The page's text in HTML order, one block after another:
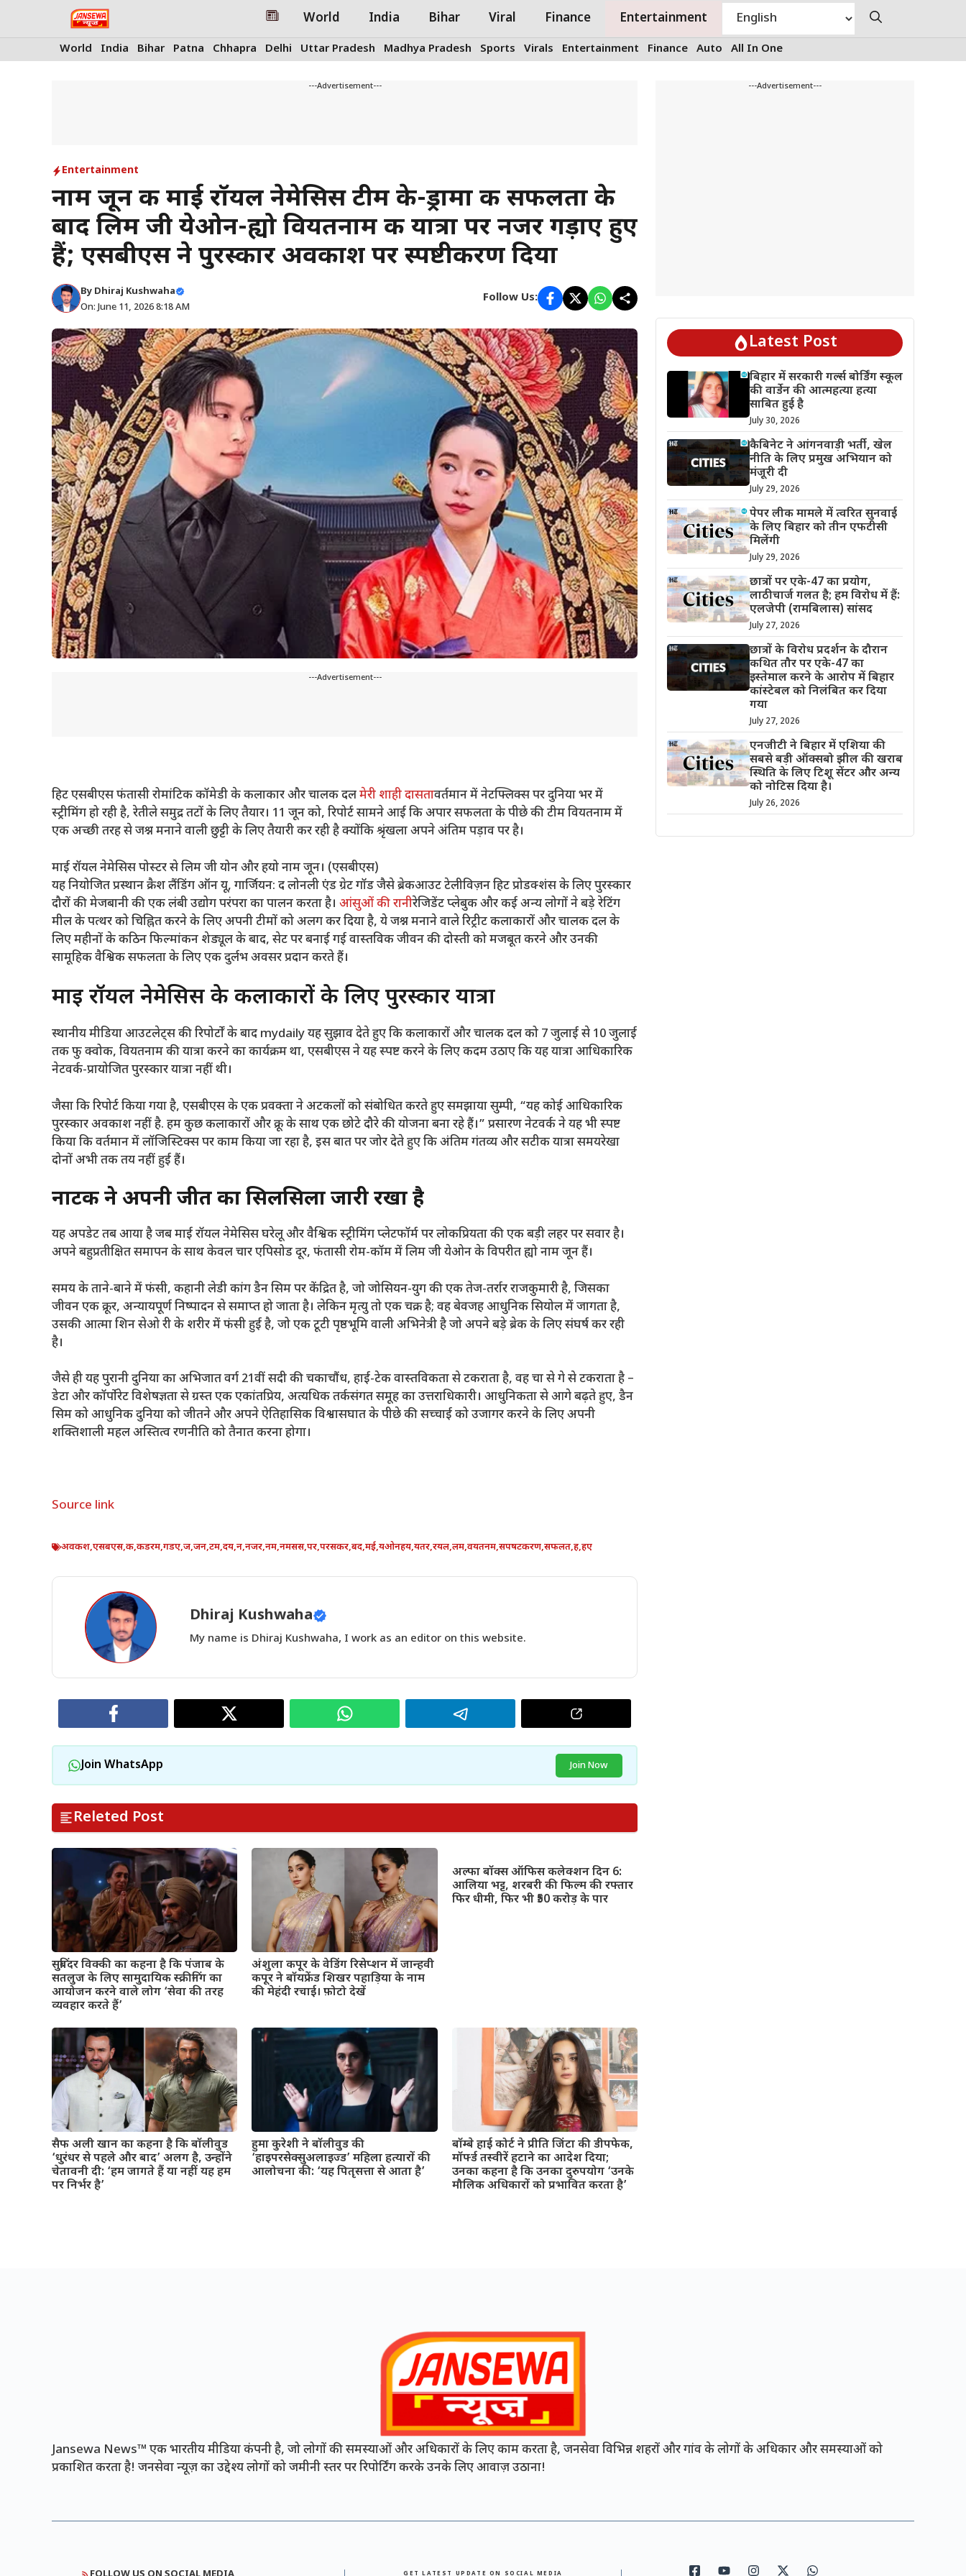
World India Bihar Viral Finance Entertainment
World India Bihar Patna Chhapra Delhi Uttar Pradesh Madhya Pradesh Sports Virals Entertainment Finance Auto All In One
---Advertisement---
Entertainment
नाम जून की माई रॉयल नेमेसिस टीम के-ड्रामा की सफलता के
बाद लिम जी येओन-ह्यो वियतनाम की यात्रा पर नजर गड़ाए हुए
हैं; एसबीएस ने पुरस्कार अवकाश पर स्पष्टीकरण दिया
By Dhiraj Kushwaha
On: June 11, 2026 8:18 AM
Follow Us:
---Advertisement---
हिट एसबीएस फंतासी रोमांटिक कॉमेडी के कलाकार और चालक दलमेरी शाही दासतावर्तमान में नेटफ्लिक्स पर दुनिया भर में
स्ट्रीमिंग हो रही है, रेतीले समुद्र तटों के लिए तैयार। 11 जून को, रिपोर्ट सामने आई कि अपार सफलता के पीछे की टीम वियतनाम में
एक अच्छी तरह से जश्न मनाने वाली छुट्टी के लिए तैयारी कर रही है क्योंकि श्रृंखला अपने अंतिम पड़ाव पर है।
माई रॉयल नेमेसिस पोस्टर से लिम जी योन और हयो नाम जून। (एसबीएस)
यह नियोजित प्रस्थान क्रैश लैंडिंग ऑन यू, गार्जियन: द लोनली एंड ग्रेट गॉड जैसे ब्रेकआउट टेलीविज़न हिट प्रोडक्शंस के लिए पुरस्कार
दौरों की मेजबानी की एक लंबी उद्योग परंपरा का पालन करता है। आंसुओं की रानीरेजिडेंट प्लेबुक और कई अन्य लोगों ने बड़े रेटिंग
मील के पत्थर को चिह्नित करने के लिए अपनी टीमों को अलग कर दिया है, ये जश्न मनाने वाले रिट्रीट कलाकारों और चालक दल के
लिए महीनों के कठिन फिल्मांकन शेड्यूल के बाद, सेट पर बनाई गई वास्तविक जीवन की दोस्ती को मजबूत करने और उनकी
सामूहिक वैश्विक सफलता के लिए एक दुर्लभ अवसर प्रदान करते हैं।
माई रॉयल नेमेसिस के कलाकारों के लिए पुरस्कार यात्रा
स्थानीय मीडिया आउटलेट्स की रिपोर्टों के बाद mydailyयह सुझाव देते हुए कि कलाकारों और चालक दल को 7 जुलाई से 10 जुलाई
तक फु क्वोक, वियतनाम की यात्रा करने का कार्यक्रम था, एसबीएस ने यह स्पष्ट करने के लिए कदम उठाए कि यह यात्रा आधिकारिक
नेटवर्क-प्रायोजित पुरस्कार यात्रा नहीं थी।
जैसा कि रिपोर्ट किया गया है, एसबीएस के एक प्रवक्ता ने अटकलों को संबोधित करते हुए समझायासुम्पी, “यह कोई आधिकारिक
पुरस्कार अवकाश नहीं है. हम कुछ कलाकारों और क्रू के साथ एक छोटे दौरे की योजना बना रहे हैं।” प्रसारण नेटवर्क ने यह भी स्पष्ट
किया कि वर्तमान में लॉजिस्टिक्स पर काम किया जा रहा है, इस बात पर जोर देते हुए कि अंतिम गंतव्य और सटीक यात्रा समयरेखा
दोनों अभी तक तय नहीं हुई हैं।
नाटक ने अपनी जीत का सिलसिला जारी रखा है
यह अपडेट तब आया है जब माई रॉयल नेमेसिस घरेलू और वैश्विक स्ट्रीमिंग प्लेटफॉर्म पर लोकप्रियता की एक बड़ी लहर पर सवार है।
अपने बहुप्रतीक्षित समापन के साथ केवल चार एपिसोड दूर, फंतासी रोम-कॉम में लिम जी येओन के विपरीत ह्यो नाम जून हैं।
समय के ताने-बाने में फंसी, कहानी लेडी कांग डैन सिम पर केंद्रित है, जो जोसियन-युग की एक तेज-तर्रार राजकुमारी है, जिसका
जीवन एक क्रूर, अन्यायपूर्ण निष्पादन से समाप्त हो जाता है। लेकिन मृत्यु तो एक चक्र है; वह बेवजह आधुनिक सियोल में जागता है,
उसकी आत्मा शिन सेओ री के शरीर में फंसी हुई है, जो एक टूटी पृष्ठभूमि वाली अभिनेत्री है जो अपने बड़े ब्रेक के लिए संघर्ष कर रही
है।
जैसे ही यह पुरानी दुनिया का अभिजात वर्ग 21वीं सदी की चकाचौंध, हाई-टेक वास्तविकता से टकराता है, वह चा से गे से टकराता है –
डेटा और कॉर्पोरेट विशेषज्ञता से ग्रस्त एक एकांतप्रिय, अत्यधिक तर्कसंगत समूह का उत्तराधिकारी। आधुनिकता से आगे बढ़ते हुए, डैन
सिम को आधुनिक दुनिया को जीतने और अपने ऐतिहासिक विश्वासघात के पीछे की सच्चाई को उजागर करने के लिए अपनी
शक्तिशाली महल अस्तित्व रणनीति को तैनात करना होगा।
Source link
अवकश,एसबएस,क,कडरम,गडए,ज,जन,टम,दय,न,नजर,नम,नमसस,पर,परसकर,बद,मई,यओनहय,यतर,रयल,लम,वयतनम,सपषटकरण,सफलत,ह,हए
Dhiraj Kushwaha
My name is Dhiraj Kushwaha, I work as an editor on this website.
Join WhatsApp Join Now
Releted Post
सुबिंदर विक्की का कहना है कि पंजाब के
सतलुज के लिए सामुदायिक स्क्रीनिंग का
आयोजन करने वाले लोग ‘सेवा की तरह
व्यवहार करते हैं’
अंशुला कपूर के वेडिंग रिसेप्शन में जान्हवी
कपूर ने बॉयफ्रेंड शिखर पहाड़िया के नाम
की मेहंदी रचाई। फ़ोटो देखें
अल्फा बॉक्स ऑफिस कलेक्शन दिन 6:
आलिया भट्ट, शरबरी की फिल्म की रफ्तार
फिर धीमी, फिर भी ₹50 करोड़ के पार
सैफ अली खान का कहना है कि बॉलीवुड
‘धुरंधर से पहले और बाद’ अलग है, उन्होंने
चेतावनी दी: ‘हम जागते हैं या नहीं यह हम
पर निर्भर है’
हुमा कुरेशी ने बॉलीवुड की
‘हाइपरसेक्सुअलाइज्ड’ महिला हत्यारों की
आलोचना की: ‘यह पितृसत्ता से आता है’
बॉम्बे हाई कोर्ट ने प्रीति जिंटा की डीपफेक,
मॉर्फ्ड तस्वीरें हटाने का आदेश दिया;
उनका कहना है कि उनका दुरुपयोग ‘उनके
मौलिक अधिकारों को प्रभावित करता है’
---Advertisement---
Latest Post
बिहार में सरकारी गर्ल्स बोर्डिंग स्कूल
की वार्डेन की आत्महत्या हत्या
साबित हुई है
July 30, 2026
कैबिनेट ने आंगनवाड़ी भर्ती, खेल
नीति के लिए प्रमुख अभियान को
मंजूरी दी
July 29, 2026
पेपर लीक मामले में त्वरित सुनवाई
के लिए बिहार को तीन एफटीसी
मिलेंगी
July 29, 2026
छात्रों पर एके-47 का प्रयोग,
लाठीचार्ज गलत है; हम विरोध में हैं:
एलजेपी (रामबिलास) सांसद
July 27, 2026
छात्रों के विरोध प्रदर्शन के दौरान
कथित तौर पर एके-47 का
इस्तेमाल करने के आरोप में बिहार
कांस्टेबल को निलंबित कर दिया
गया
July 27, 2026
एनजीटी ने बिहार में एशिया की
सबसे बड़ी ऑक्सबो झील की खराब
स्थिति के लिए टिशू सेंटर और अन्य
को नोटिस दिया है।
July 26, 2026
Jansewa News™ एक भारतीय मीडिया कंपनी है, जो लोगों की समस्याओं और अधिकारों के लिए काम करता है, जनसेवा विभिन्न शहरों और गांव के लोगों के अधिकार और समस्याओं को
प्रकाशित करता है! जनसेवा न्यूज़ का उद्देश्य लोगों को जमीनी स्तर पर रिपोर्टिंग करके उनके लिए आवाज़ उठाना!
GET LATEST UPDATE ON SOCIAL MEDIA